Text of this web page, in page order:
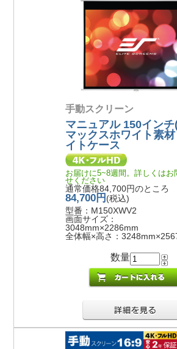
手動スクリーン
マニュアル 150イン
マックスホワイト素材
イトケース
お届けに5~8週間。詳しくはお
せください
通常価格84,700円のところ
84,700円 (税込)
型番：M150XWV2
画面サイズ：
3048mm×2286mm
全体幅×高さ：
数量